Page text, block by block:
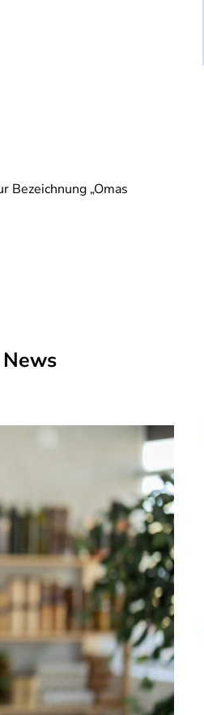
Bezeichnung „Omas
News